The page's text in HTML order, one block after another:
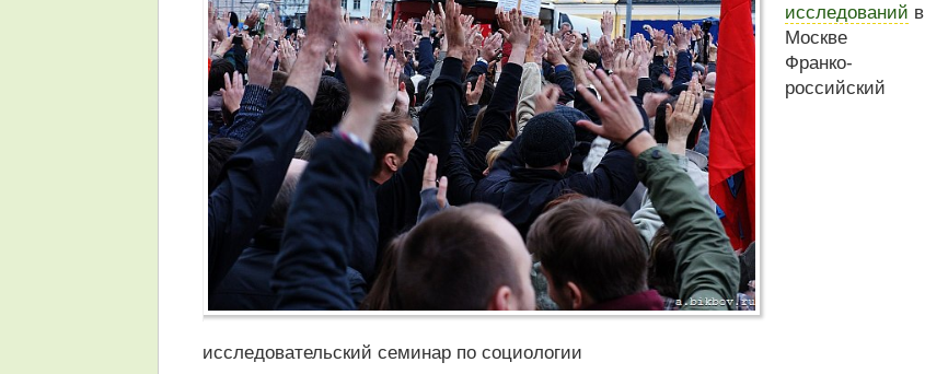
исследований в
Москве
Франко-
российский
исследовательский семинар по социологии